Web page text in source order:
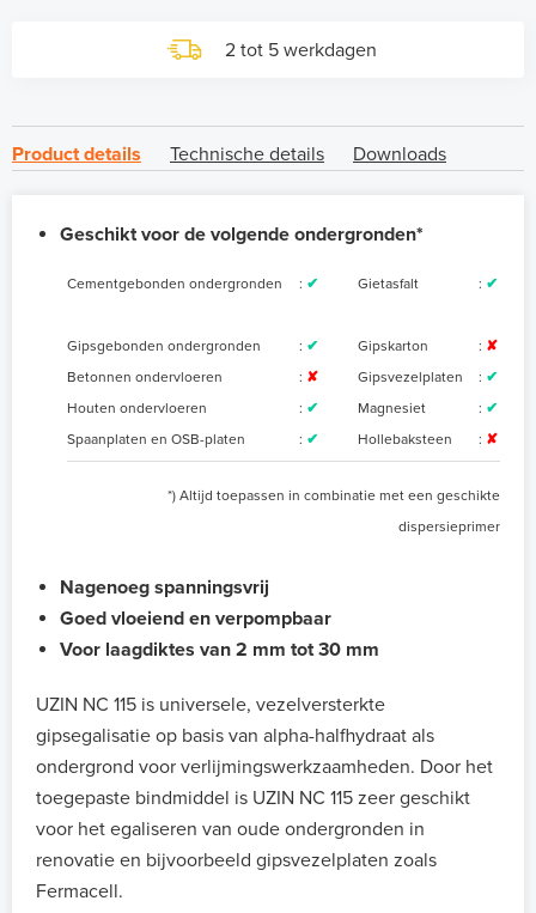
2 tot 5 werkdagen
Product details Technische details Downloads
Geschikt voor de volgende ondergronden*
Cementgebonden ondergronden : ✔ Gietasfalt : ✔
Gipsgebonden ondergronden : ✔ Gipskarton : ✘
Betonnen ondervloeren
: ✘ Gipsvezelplaten : ✔
Houten ondervloeren
: ✔ Magnesiet : ✔
Spaanplaten en OSB-platen
: ✔ Hollebaksteen : ✘
*) Altijd toepassen in combinatie met een geschikte
dispersieprimer
Nagenoeg spanningsvrij
Goed vloeiend en verpompbaar
Voor laagdiktes van 2 mm tot 30 mm
UZIN NC 115 is universele, vezelversterkte
gipsegalisatie op basis van alpha-halfhydraat als
ondergrond voor verlijmingswerkzaamheden. Door het
toegepaste bindmiddel is UZIN NC 115 zeer geschikt
voor het egaliseren van oude ondergronden in
renovatie en bijvoorbeeld gipsvezelplaten zoals
Fermacell.